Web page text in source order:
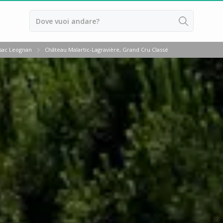
Leognan Château Malartic-Lagravière, Grand Cru Classé